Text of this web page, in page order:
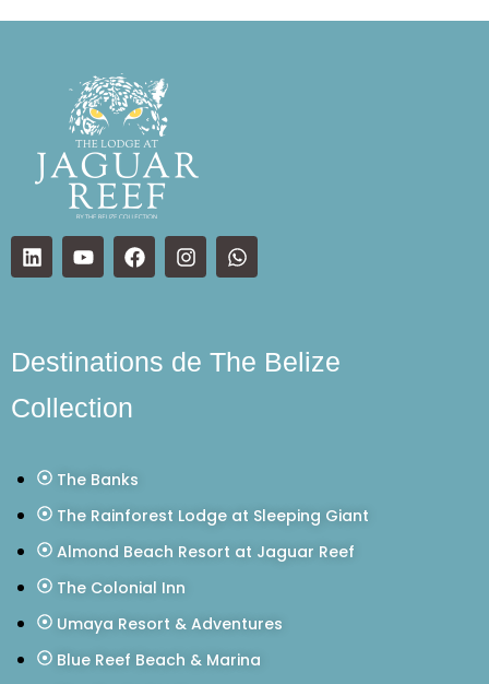
Destinations de The Belize
Collection
The Banks
The Rainforest Lodge at Sleeping Giant
Almond Beach Resort at Jaguar Reef
The Colonial Inn
Umaya Resort & Adventures
Blue Reef Beach & Marina